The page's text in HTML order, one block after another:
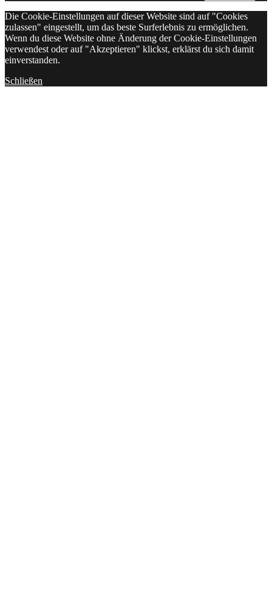
Die Cookie-Einstellungen auf dieser Website sind auf "Cookies
zulassen" eingestellt, um das beste Surferlebnis zu ermöglichen.
Wenn du diese Website ohne Änderung der Cookie-Einstellungen
verwendest oder auf "Akzeptieren" klickst, erklärst du sich damit
einverstanden.
Schließen